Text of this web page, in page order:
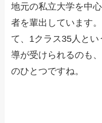
地元の私立大学を中
者を輩出しています
て、1クラス35人と
導が受けられるのも
のひとつですね。